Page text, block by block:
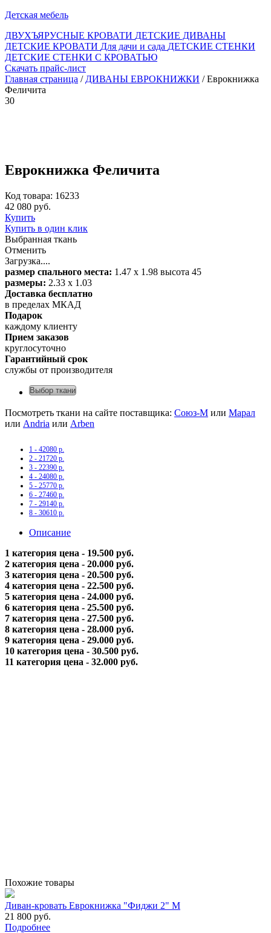
Детская мебель
ДВУХЪЯРУСНЫЕ КРОВАТИ ДЕТСКИЕ ДИВАНЫ
ДЕТСКИЕ КРОВАТИ Для дачи и сада ДЕТСКИЕ СТЕНКИ
ДЕТСКИЕ СТЕНКИ С КРОВАТЬЮ
Скачать прайс-лист
Главная страница / ДИВАНЫ ЕВРОКНИЖКИ / Еврокнижка
Феличита
30
Еврокнижка Феличита
Код товара: 16233
42 080 руб.
Купить
Купить в один клик
Выбранная ткань
Отменить
Загрузка....
размер спального места: 1.47 х 1.98 высота 45
размеры: 2.33 х 1.03
Доставка бесплатно
в пределах МКАД
Подарок
каждому клиенту
Прием заказов
круглосуточно
Гарантийный срок
службы от производителя
Выбор ткани
Посмотреть ткани на сайте поставщика: Союз-М или Марал
или Andria или Arben
1 - 42080 р.
2 - 21720 р.
3 - 22390 р.
4 - 24080 р.
5 - 25770 р.
6 - 27460 р.
7 - 29140 р.
8 - 30610 р.
Описание
1 категория цена - 19.500 руб.
2 категория цена - 20.000 руб.
3 категория цена - 20.500 руб.
4 категория цена - 22.500 руб.
5 категория цена - 24.000 руб.
6 категория цена - 25.500 руб.
7 категория цена - 27.500 руб.
8 категория цена - 28.000 руб.
9 категория цена - 29.000 руб.
10 категория цена - 30.500 руб.
11 категория цена - 32.000 руб.
Похожие товары
Диван-кровать Еврокнижка "Фиджи 2" М
21 800 руб.
Подробнее